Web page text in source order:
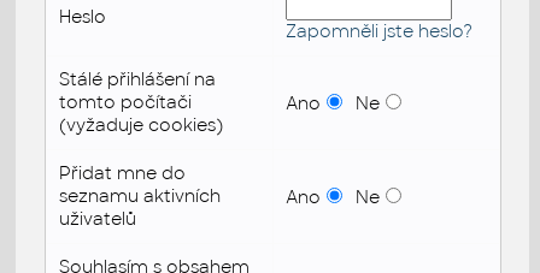
Heslo
Zapomněli jste heslo?
Stálé přihlášení na
tomto počítači
(vyžaduje cookies)
Ano Ne
Přidat mne do
seznamu aktivních
uživatelů
Ano Ne
Souhlasím s obsahem